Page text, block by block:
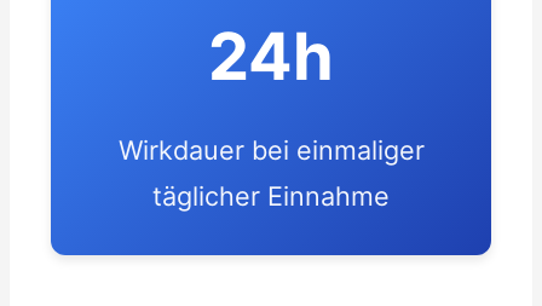
24h
Wirkdauer bei einmaliger
täglicher Einnahme